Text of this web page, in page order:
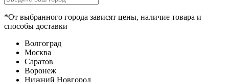
*От выбранного города зависят цены, наличие товара и
способы доставки
Волгоград
Москва
Саратов
Воронеж
Нижний Новгород